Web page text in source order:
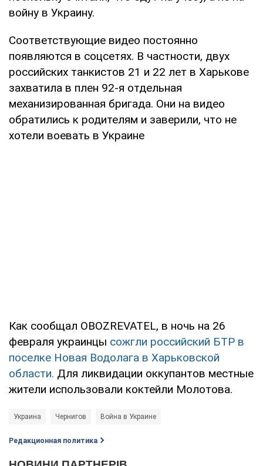
войну в Украину.
Соответствующие видео постоянно
появляются в соцсетях. В частности, двух
российских танкистов 21 и 22 лет в Харькове
захватила в плен 92-я отдельная
механизированная бригада. Они на видео
обратились к родителям и заверили, что не
хотели воевать в Украине
Как сообщал OBOZREVATEL, в ночь на 26
февраля украинцы сожгли российский БТР в
поселке Новая Водолага в Харьковской
области. Для ликвидации оккупантов местные
жители использовали коктейли Молотова.
Украина Чернигов Война в Украине
Редакционная политика